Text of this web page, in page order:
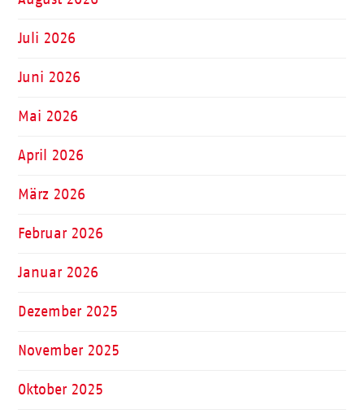
Juli 2026
Juni 2026
Mai 2026
April 2026
März 2026
Februar 2026
Januar 2026
Dezember 2025
November 2025
Oktober 2025